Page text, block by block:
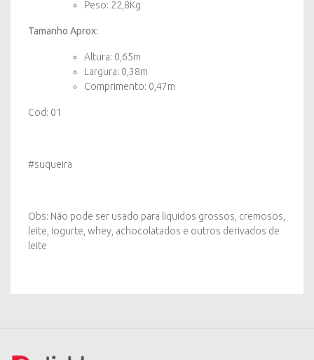
Peso: 22,8Kg
Tamanho Aprox:
Altura: 0,65m
Largura: 0,38m
Comprimento: 0,47m
Cod: 01
#suqueira
Obs: Não pode ser usado para liquidos grossos, cremosos,
leite, iogurte, whey, achocolatados e outros derivados de
leite